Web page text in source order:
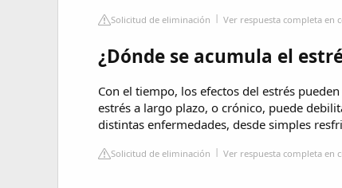
Solicitud de eliminación Ver respuesta completa en
¿Dónde se acumula el
Con el tiempo, los efectos del estrés
estrés a largo plazo, o crónico, puede
distintas enfermedades, desde simples
Solicitud de eliminación Ver respuesta completa en